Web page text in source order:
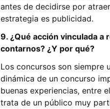
antes de decidirse por
estrategia es publicidad.
9. ¿Qué acción vinculada a
contarnos? ¿Y por qué?
Los concursos son siempre
dinámica de un concurso
buenas experiencias, entre
trata de un público muy